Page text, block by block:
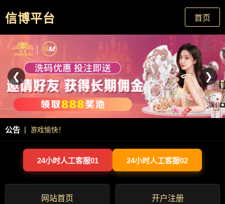
信博平台 首页
❮ ❯
公告 |
祝贵宾游戏愉快！
24小时人工客服01 24小时人工客服02
网站首页 开户注册